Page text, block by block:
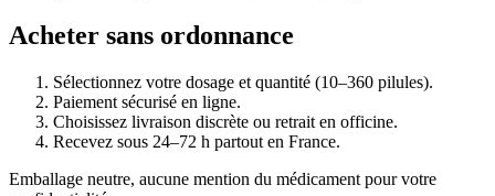
Acheter sans ordonnance
Sélectionnez votre dosage et quantité (10–360 pilules).
Paiement sécurisé en ligne.
Choisissez livraison discrète ou retrait en officine.
Recevez sous 24–72 h partout en France.
Emballage neutre, aucune mention du médicament pour votre